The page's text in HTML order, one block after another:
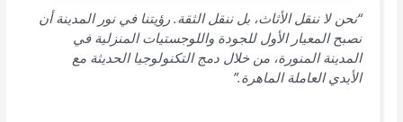
“نحن لا ننقل الأثاث، بل ننقل الثقة. رؤيتنا في نور المدينة أن
نصبح المعيار الأول للجودة واللوجستيات المنزلية في
المدينة المنورة، من خلال دمج التكنولوجيا الحديثة مع
الأيدي العاملة الماهرة.”